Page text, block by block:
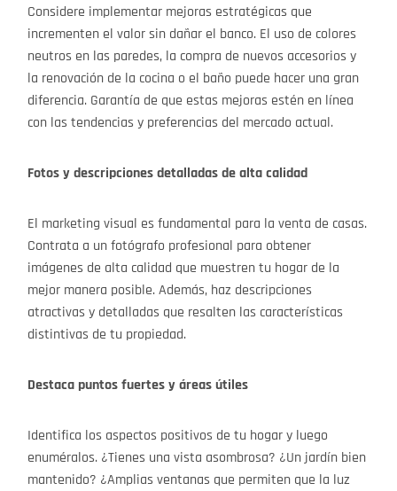
Considere implementar mejoras estratégicas que
incrementen el valor sin dañar el banco. El uso de colores
neutros en las paredes, la compra de nuevos accesorios y
la renovación de la cocina o el baño puede hacer una gran
diferencia. Garantía de que estas mejoras estén en línea
con las tendencias y preferencias del mercado actual.
Fotos y descripciones detalladas de alta calidad
El marketing visual es fundamental para la venta de casas.
Contrata a un fotógrafo profesional para obtener
imágenes de alta calidad que muestren tu hogar de la
mejor manera posible. Además, haz descripciones
atractivas y detalladas que resalten las características
distintivas de tu propiedad.
Destaca puntos fuertes y áreas útiles
Identifica los aspectos positivos de tu hogar y luego
enuméralos. ¿Tienes una vista asombrosa? ¿Un jardín bien
mantenido? ¿Amplias ventanas que permiten que la luz